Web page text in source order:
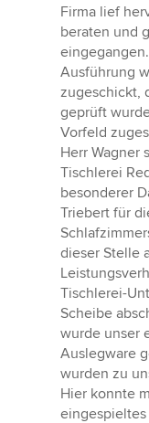
Firma lief
beraten und
Ausführung
zugeschickt,
geprüft
Vorfeld
Herr Wagner
Tischlerei
besonderer
Triebert für
dieser Stelle
Tischlerei-
Scheibe
wurde unser
Auslegware
wurden zu
Hier konnte
eingespieltes